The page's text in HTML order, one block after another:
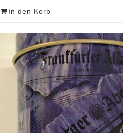
In den Korb